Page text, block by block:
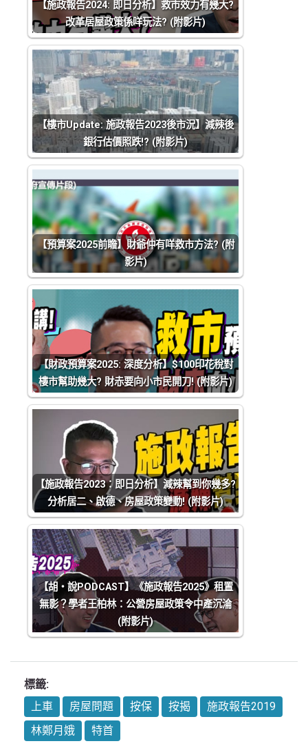
【施政報告2024: 即日分析】救市效力有幾大?
改革居屋政策係咩玩法? (附影片)
【樓市Update: 施政報告2023後市況】減辣後
銀行估價照跌!? (附影片)
【預算案2025前瞻】財爺仲有咩救市方法? (附
影片)
【財政預算案2025: 深度分析】$100印花稅對
樓市幫助幾大? 財赤要向小市民開刀! (附影片)
【施政報告2023：即日分析】減辣幫到你幾多?
分析居二、啟德、房屋政策變動! (附影片)
【胡‧說PODCAST】《施政報告2025》租置
無影？學者王柏林：公營房屋政策令中產沉淪
(附影片)
標籤:
上車
房屋問題 按保 按揭
施政報告2019
林鄭月娥
特首